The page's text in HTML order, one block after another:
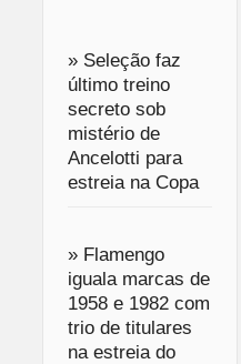
» Seleção faz
último treino
secreto sob
mistério de
Ancelotti para
estreia na Copa
» Flamengo
iguala marcas de
1958 e 1982 com
trio de titulares
na estreia do